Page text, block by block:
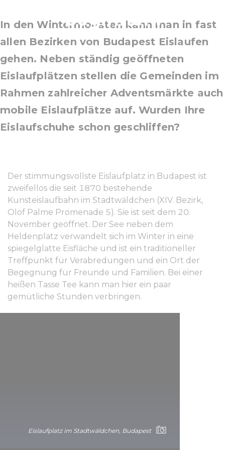
beginnen!
In den Wintermonaten kann man in fast
allen Bezirken von Budapest Eislaufen
gehen. Neben ständig geöffneten
Eislaufplätzen stellen die Gemeinden im
Rahmen zahlreicher Adventsmärkte auch
mobile Eislaufplätze auf. Wurden Ihre
Eislaufschuhe schon geschliffen?
Der stimmungsvollste Eislaufplatz in Budapest ist
zweifellos die seit 1870 bestehende
Kunsteislaufbahn im Stadtwäldchen (XIV. Bezirk,
Olof Palme Promenade 5). Sie ist seit dem 20.
November geöffnet. Der See neben dem
Heldenplatz verwandelt sich im Winter in eine
spiegelglatte Eisfläche und ist ein traditioneller
Treffpunkt für Verabredungen und ein Ort der
Begegnung für Freunde und Familien. Bei einer
heißen Tasse Tee kann man hier ein paar
gemütliche Stunden verbringen.
Eislaufplatz im Stadtwäldchen, Budapest